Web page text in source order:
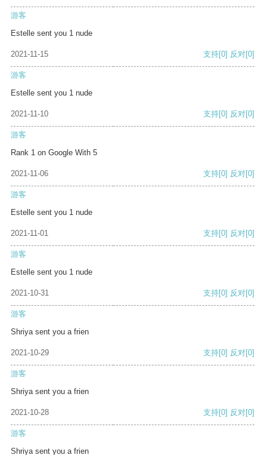
游客
Estelle sent you 1 nude
2021-11-15 支持[0] 反对[0]
游客
Estelle sent you 1 nude
2021-11-10 支持[0] 反对[0]
游客
Rank 1 on Google With 5
2021-11-06 支持[0] 反对[0]
游客
Estelle sent you 1 nude
2021-11-01 支持[0] 反对[0]
游客
Estelle sent you 1 nude
2021-10-31 支持[0] 反对[0]
游客
Shriya sent you a frien
2021-10-29 支持[0] 反对[0]
游客
Shriya sent you a frien
2021-10-28 支持[0] 反对[0]
游客
Shriya sent you a frien